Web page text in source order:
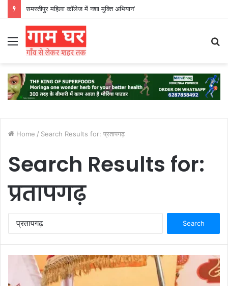
समस्तीपुर महिला कॉलेज में नशा मुक्ति अभियान’
Menu
Home / Search Results for: प्रतापगढ़
Search Results for:
प्रतापगढ़